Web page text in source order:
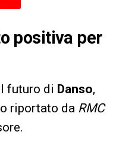
positiva per
futuro di Danso,
riportato da RMC